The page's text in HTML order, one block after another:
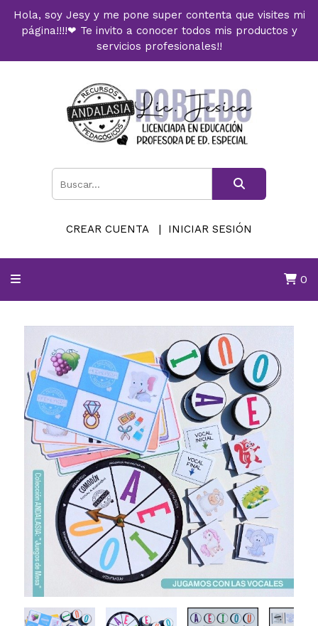
Hola, soy Jesy y me pone super contenta que visites mi
página!!!!❤ Te invito a conocer todos mis productos y
servicios profesionales!!
CREAR CUENTA INICIAR SESIÓN
0